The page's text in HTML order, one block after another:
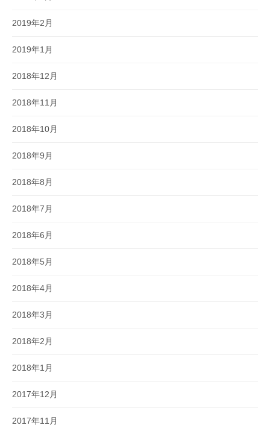
2019年2月
2019年1月
2018年12月
2018年11月
2018年10月
2018年9月
2018年8月
2018年7月
2018年6月
2018年5月
2018年4月
2018年3月
2018年2月
2018年1月
2017年12月
2017年11月